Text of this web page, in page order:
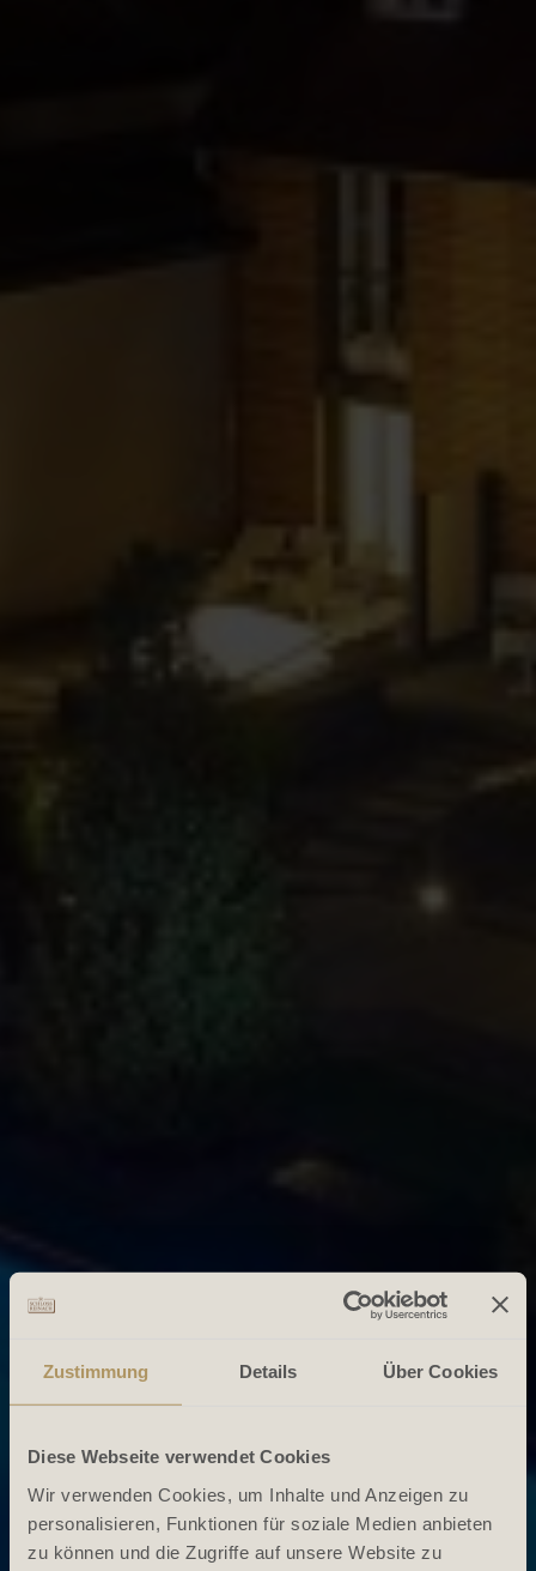
Zustimmung Details Über Cookies
Diese Webseite verwendet Cookies
Wir verwenden Cookies, um Inhalte und Anzeigen zu
personalisieren, Funktionen für soziale Medien anbieten
zu können und die Zugriffe auf unsere Website zu